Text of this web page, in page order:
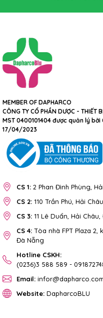
MEMBER OF DAPHARCO
CÔNG TY CỔ PHẦN DƯỢC - THIẾT
MST 0400101404 được quản lý
17/04/2023
CS 1: 2 Phan Đình Phùng,
CS 2: 110 Trần Phú, Hải
CS 3: 11 Lê Duẩn, Hải
CS 4: Tòa nhà FPT Plaza 2,
Đà Nẵng
Hotline CSKH:
(0236)3 588 589 -
Email:
Website: DapharcoBLU